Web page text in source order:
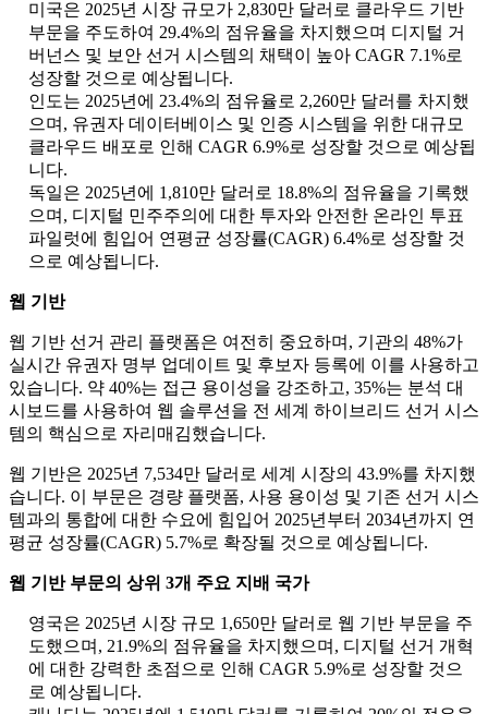
미국은 2025년 시장 규모가 2,830만 달러로 클라우드 기반
부문을 주도하여 29.4%의 점유율을 차지했으며 디지털 거
버넌스 및 보안 선거 시스템의 채택이 높아 CAGR 7.1%로
성장할 것으로 예상됩니다.
인도는 2025년에 23.4%의 점유율로 2,260만 달러를 차지했
으며, 유권자 데이터베이스 및 인증 시스템을 위한 대규모
클라우드 배포로 인해 CAGR 6.9%로 성장할 것으로 예상됩
니다.
독일은 2025년에 1,810만 달러로 18.8%의 점유율을 기록했
으며, 디지털 민주주의에 대한 투자와 안전한 온라인 투표
파일럿에 힘입어 연평균 성장률(CAGR) 6.4%로 성장할 것
으로 예상됩니다.
웹 기반
웹 기반 선거 관리 플랫폼은 여전히 ​​중요하며, 기관의 48%가
실시간 유권자 명부 업데이트 및 후보자 등록에 이를 사용하고
있습니다. 약 40%는 접근 용이성을 강조하고, 35%는 분석 대
시보드를 사용하여 웹 솔루션을 전 세계 하이브리드 선거 시스
템의 핵심으로 자리매김했습니다.
웹 기반은 2025년 7,534만 달러로 세계 시장의 43.9%를 차지했
습니다. 이 부문은 경량 플랫폼, 사용 용이성 및 기존 선거 시스
템과의 통합에 대한 수요에 힘입어 2025년부터 2034년까지 연
평균 성장률(CAGR) 5.7%로 확장될 것으로 예상됩니다.
웹 기반 부문의 상위 3개 주요 지배 국가
영국은 2025년 시장 규모 1,650만 달러로 웹 기반 부문을 주
도했으며, 21.9%의 점유율을 차지했으며, 디지털 선거 개혁
에 대한 강력한 초점으로 인해 CAGR 5.9%로 성장할 것으
로 예상됩니다.